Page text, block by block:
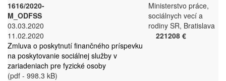
1616/2020-
M_ODFSS
03.03.2020
11.02.2020
Zmluva o poskytnutí finančného príspevku
na poskytovanie sociálnej služby v
zariadeniach pre fyzické osoby
(pdf - 998.3 kB)
Ministerstvo práce,
sociálnych vecí a
rodiny SR, Bratislava
221208 €